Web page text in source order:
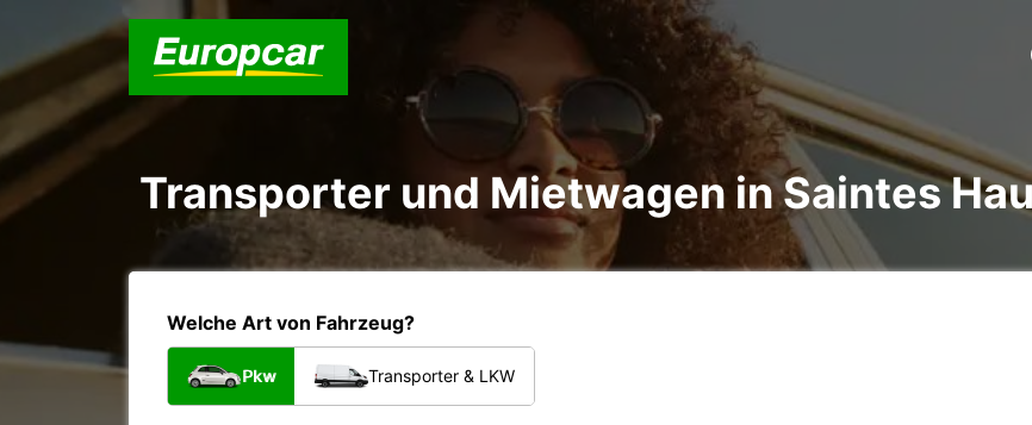
Transporter und Mietwagen in Saintes
Welche Art von Fahrzeug?
Pkw Transporter & LKW